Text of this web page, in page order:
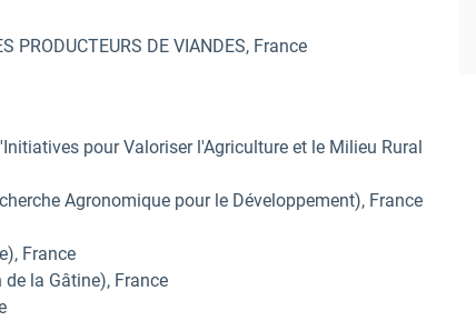
PRODUCTEURS DE VIANDES, France
pour Valoriser l'Agriculture et le Milieu Rural
Agronomique pour le Développement), France
France
la Gâtine), France